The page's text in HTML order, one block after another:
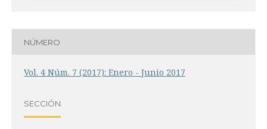
NÚMERO
Vol. 4 Núm. 7 (2017): Enero - Junio 2017
SECCIÓN